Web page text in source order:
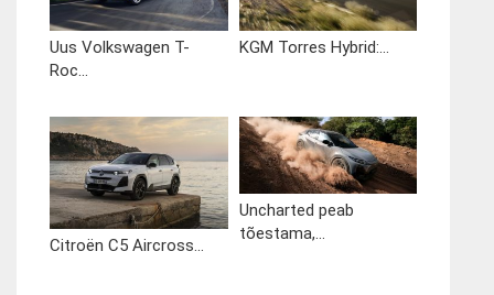
Uus Volkswagen T-
Roc...
KGM Torres Hybrid:...
Citroën C5 Aircross...
Uncharted peab
tõestama,...